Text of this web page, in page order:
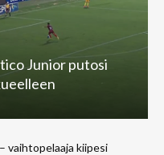
Junior putosi
vaihtopelaaja kiipesi